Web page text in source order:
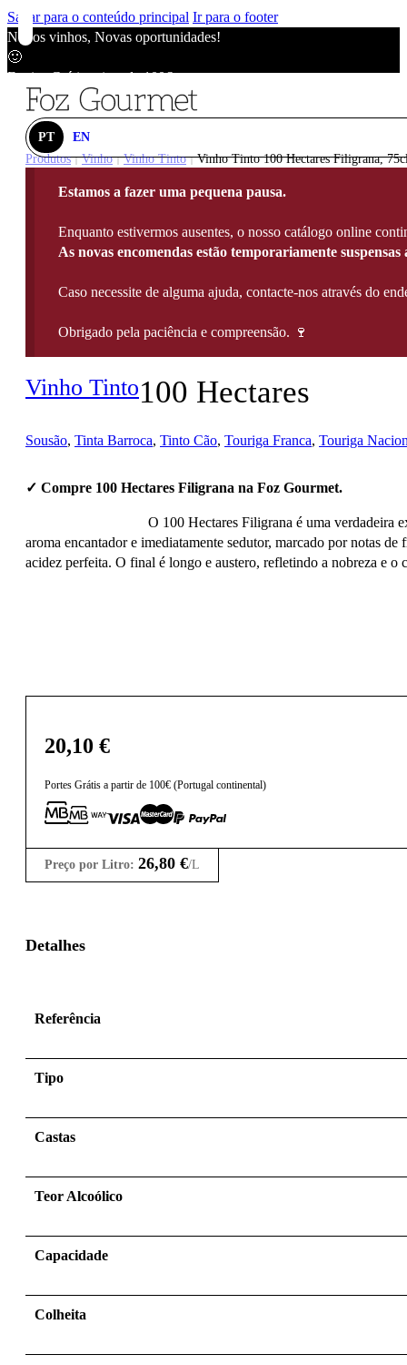
Saltar para o conteúdo principal Ir para o footer
Novos vinhos, Novas oportunidades!
🙂
Envios Grátis acima de 100€
Novos vinhos, Novas oportunidades!
Envios Grátis acima de 100€
Novos vinhos, Novas oportunidades!
Envios Grátis acima de 100€
PT
EN
Produtos | Vinho | Vinho Tinto | Vinho Tinto 100 Hectares Filigrana,
Estamos a fazer uma pequena pausa.
Enquanto estivermos ausentes, o nosso catálogo online
As novas encomendas estão temporariamente suspensas
Caso necessite de alguma ajuda, contacte-nos através do
Obrigado pela paciência e compreensão. 🍷
Vinho Tinto100 Hectares
Sousão, Tinta Barroca, Tinto Cão, Touriga Franca, Touriga
✓ Compre 100 Hectares Filigrana na Foz Gourmet.
O 100 Hectares Filigrana é uma verdadeira
aroma encantador e imediatamente sedutor, marcado por notas
acidez perfeita. O final é longo e austero, refletindo a nobreza e o
20,10 €
Portes Grátis a partir de 100€ (Portugal continental)
Preço por Litro: 26,80 €/L
Detalhes
Referência
Tipo
Castas
Teor Alcoólico
Capacidade
Colheita